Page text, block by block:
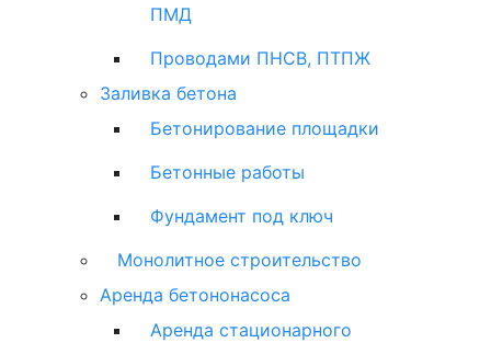
ПМД
Проводами ПНСВ, ПТПЖ
Заливка бетона
Бетонирование площадки
Бетонные работы
Фундамент под ключ
Монолитное строительство
Аренда бетононасоса
Аренда стационарного